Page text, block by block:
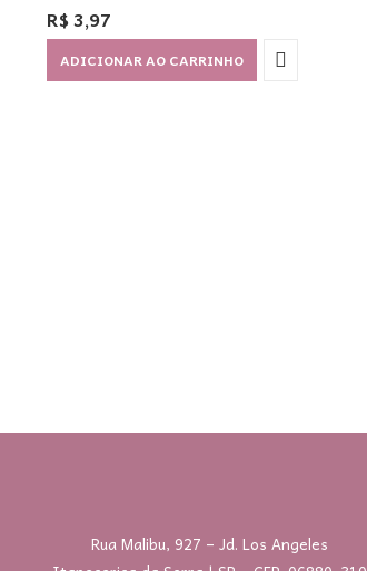
R$3,97
ADICIONAR AO CARRINHO
Rua Malibu, 927 – Jd. Los Angeles